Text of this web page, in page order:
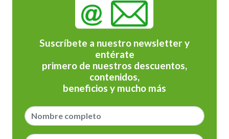
Suscríbete a nuestro newsletter y
entérate
primero de nuestros descuentos,
contenidos,
beneficios y mucho más